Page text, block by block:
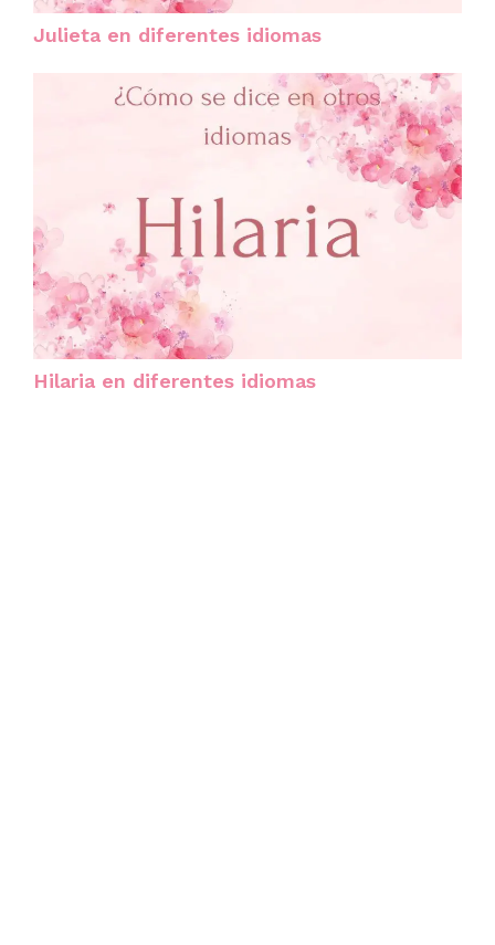
Julieta en diferentes idiomas
Hilaria en diferentes idiomas